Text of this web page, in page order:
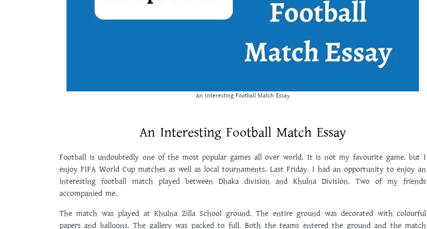
An Interesting Football Match Essay
An Interesting Football Match Essay
Football is undoubtedly one of the most popular games all over world. It is not my favourite game. but I
enjoy FIFA World Cup matches as well as local tournaments. Last Friday. I had an opportunity to enjoy an
interesting football match played between Dhaka division and Khulna Division. Two of my friends
accompanied me.
The match was played at Khulna Zilla School ground. The entire ground was decorated with colourful
papers and balloons. The gallery was packed to full. Both the teams entered the ground and the match